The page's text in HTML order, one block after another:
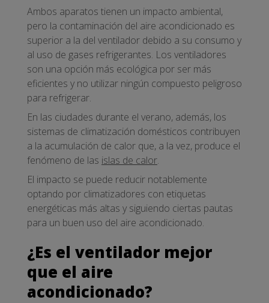
Ambos aparatos tienen un impacto ambiental,
pero la contaminación del aire acondicionado es
superior a la del ventilador debido a su consumo y
al uso de gases refrigerantes. Los ventiladores
son una opción más ecológica por ser más
eficientes y no utilizar ningún compuesto peligroso
para refrigerar.
En las ciudades durante el verano, además, los
sistemas de climatización domésticos contribuyen
a la acumulación de calor que, a la vez, produce el
fenómeno de las islas de calor.
El impacto se puede reducir notablemente
optando por climatizadores con etiquetas
energéticas más altas y siguiendo ciertas pautas
para un buen uso del aire acondicionado.
¿Es el ventilador mejor
que el aire
acondicionado?